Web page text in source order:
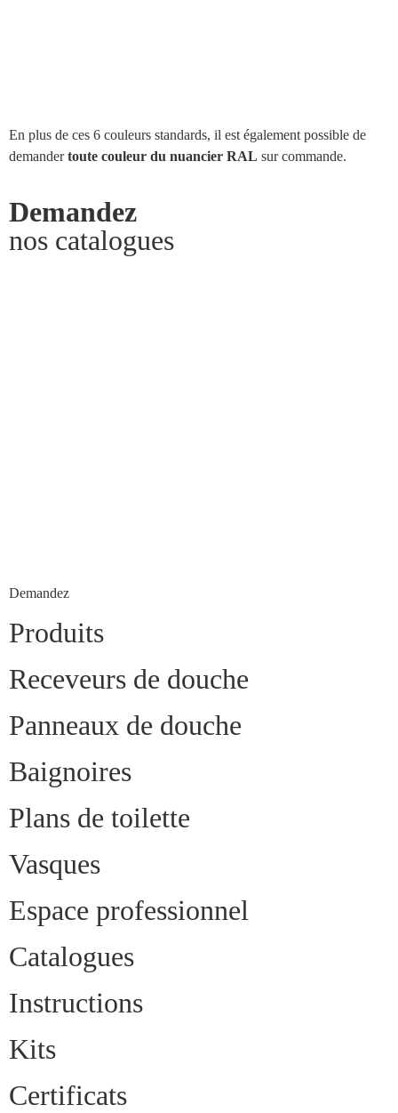
En plus de ces 6 couleurs standards, il est également possible de
demandertoute couleur du nuancier RAL sur commande.
Demandez
nos catalogues
Demandez
Produits
Receveurs de douche
Panneaux de douche
Baignoires
Plans de toilette
Vasques
Espace professionnel
Catalogues
Instructions
Kits
Certificats